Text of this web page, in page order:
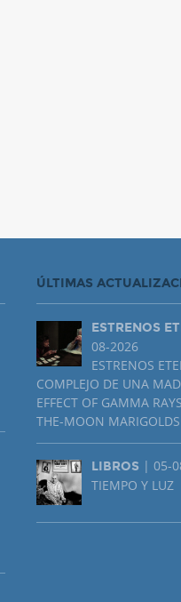
ÚLTIMAS
ESTRENOS
08-2026
ESTRENOS
COMPLEJO DE UNA
EFFECT OF GAMMA
THE-MOON MARIGOLDS
LIBROS | 05-
TIEMPO Y LUZ